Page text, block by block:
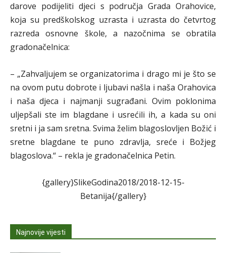
darove podijeliti djeci s područja Grada Orahovice,
koja su predškolskog uzrasta i uzrasta do četvrtog
razreda osnovne škole, a nazočnima se obratila
gradonačelnica:
– „Zahvaljujem se organizatorima i drago mi je što se
na ovom putu dobrote i ljubavi našla i naša Orahovica
i naša djeca i najmanji sugrađani. Ovim poklonima
uljepšali ste im blagdane i usrećili ih, a kada su oni
sretni i ja sam sretna. Svima želim blagoslovljen Božić i
sretne blagdane te puno zdravlja, sreće i Božjeg
blagoslova.“ – rekla je gradonačelnica Petin.
{gallery}SlikeGodina2018/2018-12-15-
Betanija{/gallery}
Najnovije vijesti